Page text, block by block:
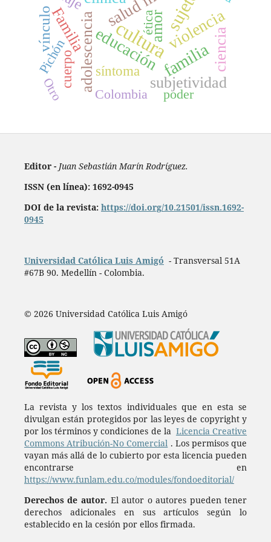
cultura
sujeto
familia
educaciónviolencia
adolescencia amor
subjetividad
ciencia
Familia
vínculo
síntoma
cuerpo
ética
Pichón
Colombia poder
Otro
Editor - Juan Sebastián Marín Rodríguez.
ISSN (en línea): 1692-0945
DOI de la revista: https://doi.org/10.21501/issn.1692-
0945
Universidad Católica Luis Amigó - Transversal 51A
#67B 90. Medellín - Colombia.
© 2026 Universidad Católica Luis Amigó
La revista y los textos individuales que en esta se
divulgan están protegidos por las leyes de copyright y
por los términos y condiciones de la Licencia Creative
Commons Atribución-No Comercial . Los permisos que
vayan más allá de lo cubierto por esta licencia pueden
encontrarse en
https://www.funlam.edu.co/modules/fondoeditorial/
Derechos de autor. El autor o autores pueden tener
derechos adicionales en sus artículos según lo
establecido en la cesión por ellos firmada.